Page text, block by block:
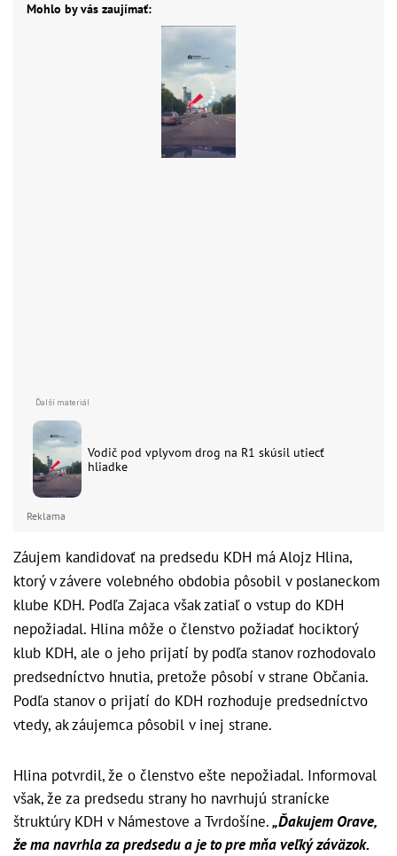
Mohlo by vás zaujímať:
Vodič pod vplyvom drog na R1 skúsil utiecť
hliadke
Reklama
Záujem kandidovať na predsedu KDH má Alojz Hlina,
ktorý v závere volebného obdobia pôsobil v poslaneckom
klube KDH. Podľa Zajaca však zatiaľ o vstup do KDH
nepožiadal. Hlina môže o členstvo požiadať hociktorý
klub KDH, ale o jeho prijatí by podľa stanov rozhodovalo
predsedníctvo hnutia, pretože pôsobí v strane Občania.
Podľa stanov o prijatí do KDH rozhoduje predsedníctvo
vtedy, ak záujemca pôsobil v inej strane.
Hlina potvrdil, že o členstvo ešte nepožiadal. Informoval
však, že za predsedu strany ho navrhujú stranícke
štruktúry KDH v Námestove a Tvrdošíne.„Ďakujem Orave,
že ma navrhla za predsedu a je to pre mňa veľký záväzok.